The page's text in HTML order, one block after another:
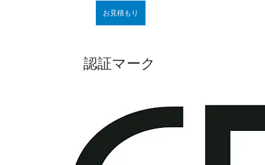
お見積もり
認証マーク